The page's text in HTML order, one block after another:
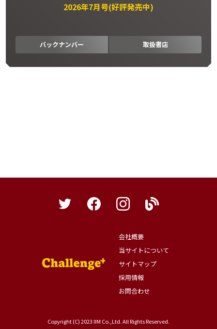
2026年7月号(好評発売中)
バックナンバー 取扱書店
会社概要
当サイトについて
サイトマップ
採用情報
お問合わせ
Copyright (C) 2023 IIM Co.,Ltd. All Rights Reserved.